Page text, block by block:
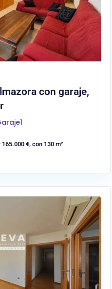
con garaje,
1
€, con 130 m²